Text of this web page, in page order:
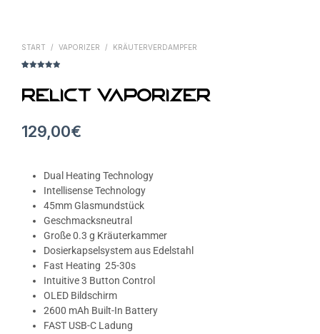
START / VAPORIZER / KRÄUTERVERDAMPFER
basierend
auf
Kundenbewer
Relict Vaporizer
129,00€
Dual Heating Technology
Intellisense Technology
45mm Glasmundstück
Geschmacksneutral
Große 0.3 g Kräuterkammer
Dosierkapselsystem aus Edelstahl
Fast Heating 25-30s
Intuitive 3 Button Control
OLED Bildschirm
2600 mAh Built-In Battery
FAST USB-C Ladung